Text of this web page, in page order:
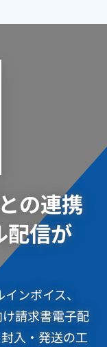
の連携
配信が
ンボイス、
請求書電子配
入・発送の工